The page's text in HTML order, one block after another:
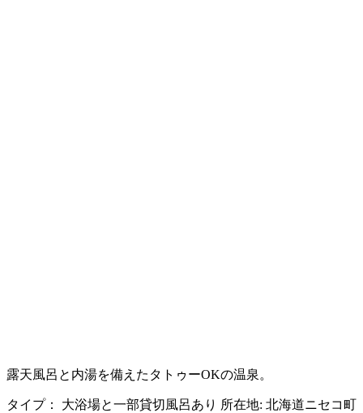
露天風呂と内湯を備えたタトゥーOKの温泉。
タイプ： 大浴場と一部貸切風呂あり 所在地: 北海道ニセコ町